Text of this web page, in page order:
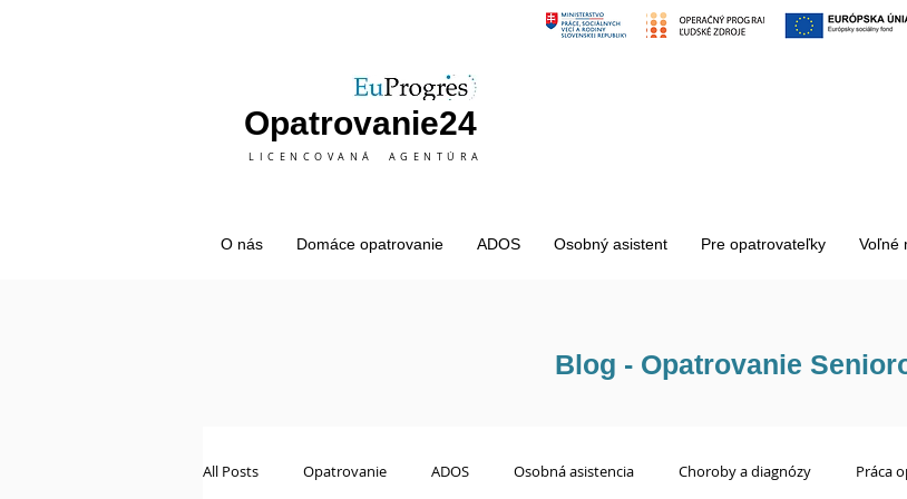
Opatrovanie24
LICENCOVANÁ AGENTÚRA
O nás Domáce opatrovanie ADOS Osobný asistent Pre opatrovateľky Voľné
Blog - Opatrovanie
All Posts Opatrovanie ADOS Osobná asistencia Choroby a diagnózy Práca